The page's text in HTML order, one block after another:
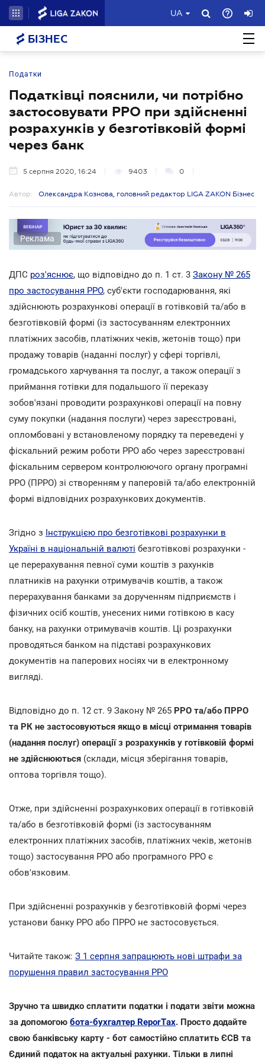
UA
БІЗНЕС
Податки
Податківці пояснили, чи потрібно
застосовувати РРО при здійсненні
розрахунків у безготівковій формі
через банк
5 серпня 2020, 16:24 9403 0
Автор: Олександра Кознова, головний редактор LIGA ZAKON Бізнес
Реклама
ДПС роз'яснює, що відповідно до п. 1 ст. 3 Закону № 265
про застосування РРО, суб'єкти господарювання, які
здійснюють розрахункові операції в готівковій та/або в
безготівковій формі (із застосуванням електронних
платіжних засобів, платіжних чеків, жетонів тощо) при
продажу товарів (наданні послуг) у сфері торгівлі,
громадського харчування та послуг, а також операції з
приймання готівки для подальшого її переказу
зобов'язані проводити розрахункові операції на повну
суму покупки (надання послуги) через зареєстровані,
опломбовані у встановленому порядку та переведені у
фіскальний режим роботи РРО або через зареєстровані
фіскальним сервером контролюючого органу програмні
РРО (ПРРО) зі створенням у паперовій та/або електронній
формі відповідних розрахункових документів.
Згідно з Інструкцією про безготівкові розрахунки в
Україні в національній валюті безготівкові розрахунки -
це перерахування певної суми коштів з рахунків
платників на рахунки отримувачів коштів, а також
перерахування банками за дорученням підприємств і
фізичних осіб коштів, унесених ними готівкою в касу
банку, на рахунки отримувачів коштів. Ці розрахунки
проводяться банком на підставі розрахункових
документів на паперових носіях чи в електронному
вигляді.
Відповідно до п. 12 ст. 9 Закону № 265 РРО та/або ПРРО
та РК не застосовуються якщо в місці отримання товарів
(надання послуг) операції з розрахунків у готівковій формі
не здійснюються (склади, місця зберігання товарів,
оптова торгівля тощо).
Отже, при здійсненні розрахункових операції в готівковій
та/або в безготівковій формі (із застосуванням
електронних платіжних засобів, платіжних чеків, жетонів
тощо) застосування РРО або програмного РРО є
обов'язковим.
При здійсненні розрахунків у безготівковій формі через
установи банку РРО або ПРРО не застосовується.
Читайте також: З 1 серпня запрацюють нові штрафи за
порушення правил застосування РРО
Зручно та швидко сплатити податки і подати звіти можна
за допомогою бота-бухгалтер ReporTах. Просто додайте
свою банківську карту - бот самостійно сплатить ЄСВ та
Єдиний податок на актуальні рахунки. Тільки в липні